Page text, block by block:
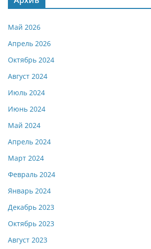
Май 2026
Апрель 2026
Октябрь 2024
Август 2024
Июль 2024
Июнь 2024
Май 2024
Апрель 2024
Март 2024
Февраль 2024
Январь 2024
Декабрь 2023
Октябрь 2023
Август 2023